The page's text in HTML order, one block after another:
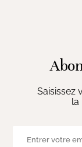
Saisissez
la